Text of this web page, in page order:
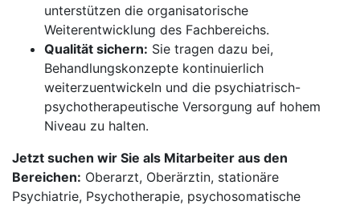
unterstützen die organisatorische
Weiterentwicklung des Fachbereichs.
Qualität sichern: Sie tragen dazu bei,
Behandlungskonzepte kontinuierlich
weiterzuentwickeln und die psychiatrisch-
psychotherapeutische Versorgung auf hohem
Niveau zu halten.
Jetzt suchen wir Sie als Mitarbeiter aus den
Bereichen: Oberarzt, Oberärztin, stationäre
Psychiatrie, Psychotherapie, psychosomatische